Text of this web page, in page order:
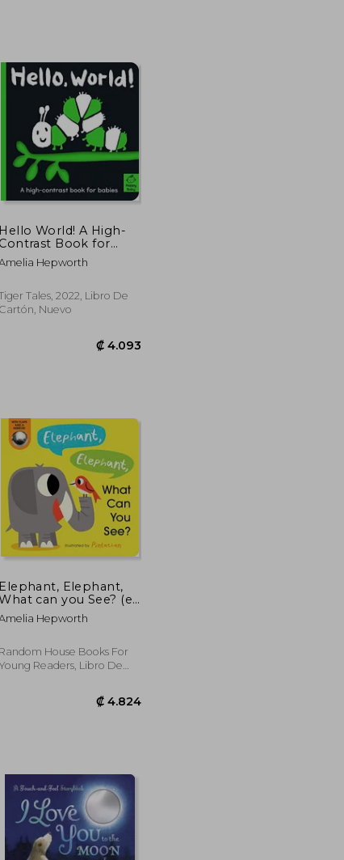
₡ 4.459
₡ 7.368
Hello World! A High-
Contrast Book for
Babies (Happy Baby)
Inglés)
Hepworth
Tales, 2022, Libro De
Cartón, Nuevo
Elephant, Elephant,
can you See? (en
Inglés)Hepworth
Random House Books For
Young Readers, Libro De